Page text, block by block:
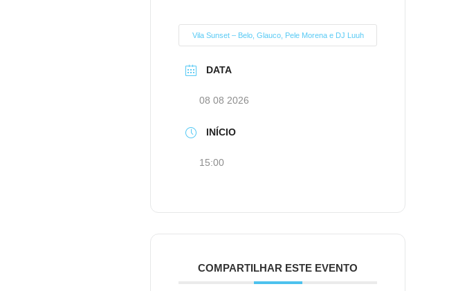
Vila Sunset – Belo, Glauco, Pele Morena e DJ Luuh
DATA
08 08 2026
INÍCIO
15:00
COMPARTILHAR ESTE EVENTO